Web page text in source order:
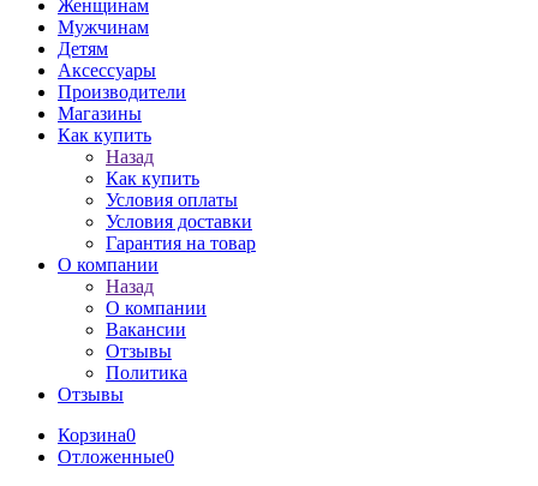
Женщинам
Мужчинам
Детям
Аксессуары
Производители
Магазины
Как купить
Назад
Как купить
Условия оплаты
Условия доставки
Гарантия на товар
О компании
Назад
О компании
Вакансии
Отзывы
Политика
Отзывы
Корзина0
Отложенные0